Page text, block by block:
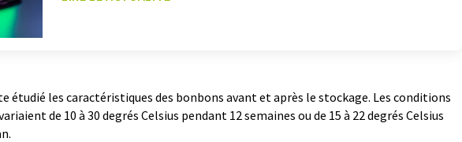
étudié les caractéristiques des bonbons avant et après le stockage. Les conditions
de 10 à 30 degrés Celsius pendant 12 semaines ou de 15 à 22 degrés Celsius